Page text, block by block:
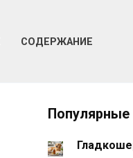
СОДЕРЖАНИЕ